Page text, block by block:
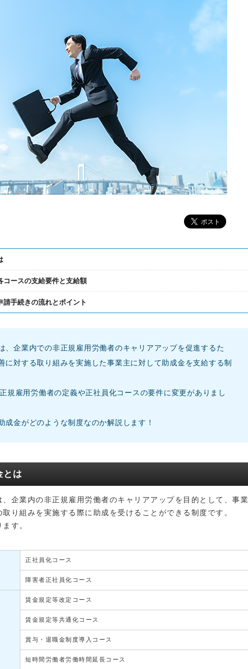
コースの支給要件と支給額
請手続きの流れとポイント
、企業内での非正規雇用労働者のキャリアアップを促進するた
に対する取り組みを実施した事業主に対して助成金を支給する制
規雇用労働者の定義や正社員化コースの要件に変更がありまし
成金がどのような制度なのか解説します！
とは
企業内の非正規雇用労働者のキャリアアップを目的として、事業
り組みを実施する際に助成を受けることができる制度です。
す。
正社員化コース
障害者正社員化コース
賃金規定等改定コース
賃金規定等共通化コース
賞与・退職金制度導入コース
短時間労働者労働時間延長コース